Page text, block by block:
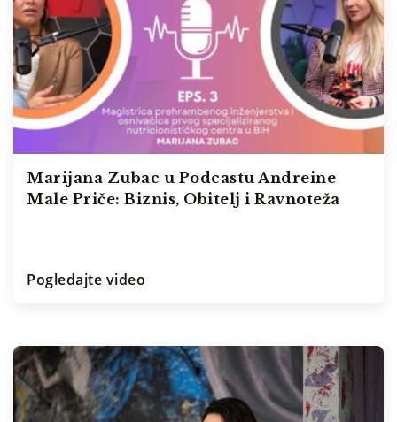
Marijana Zubac u Podcastu Andreine
Male Priče: Biznis, Obitelj i Ravnoteža
Pogledajte video